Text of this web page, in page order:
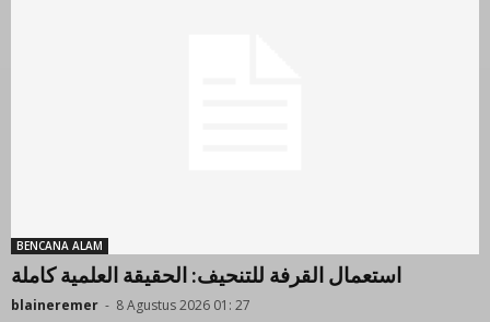
BENCANA ALAM
استعمال القرفة للتنحيف: الحقيقة العلمية كاملة
blaineremer - 8 Agustus 2026 01: 27